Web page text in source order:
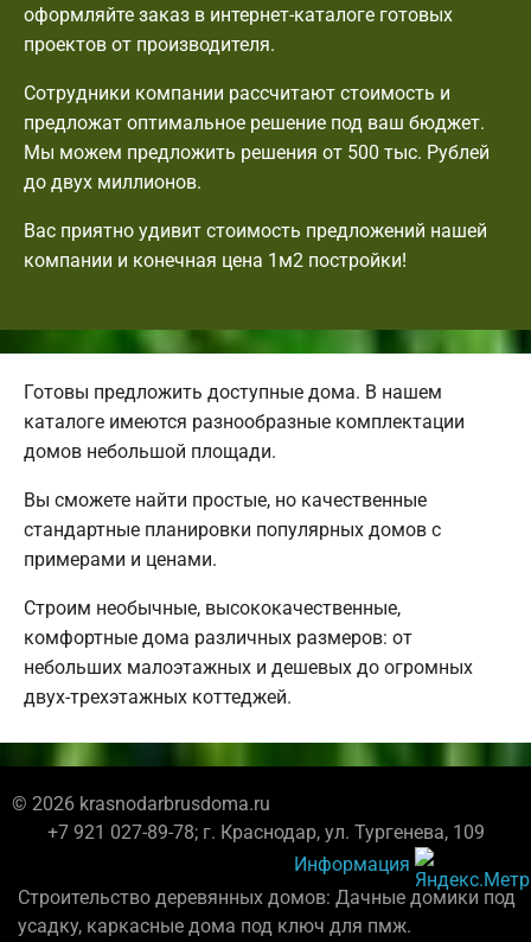
оформляйте заказ в интернет-каталоге готовых
проектов от производителя.
Сотрудники компании рассчитают стоимость и
предложат оптимальное решение под ваш бюджет.
Мы можем предложить решения от 500 тыс. Рублей
до двух миллионов.
Вас приятно удивит стоимость предложений нашей
компании и конечная цена 1м2 постройки!
Готовы предложить доступные дома. В нашем
каталоге имеются разнообразные комплектации
домов небольшой площади.
Вы сможете найти простые, но качественные
стандартные планировки популярных домов с
примерами и ценами.
Строим необычные, высококачественные,
комфортные дома различных размеров: от
небольших малоэтажных и дешевых до огромных
двух-трехэтажных коттеджей.
© 2026 krasnodarbrusdoma.ru
+7 921 027-89-78; г. Краснодар, ул. Тургенева, 109
Информация
Строительство деревянных домов: Дачные домики под
усадку, каркасные дома под ключ для пмж.